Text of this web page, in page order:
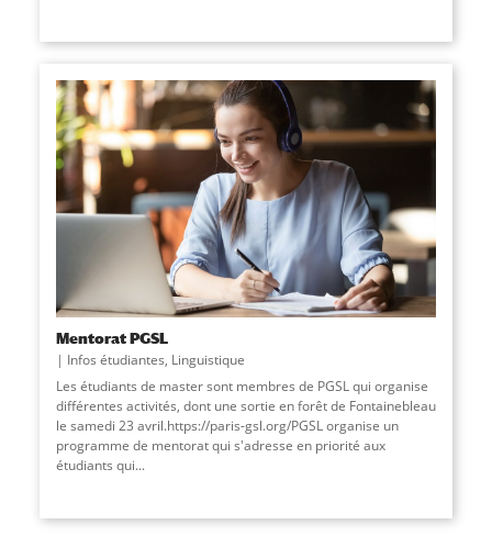
Mentorat PGSL
Infos étudiantes, Linguistique
Les étudiants de master sont membres de PGSL qui organise
différentes activités, dont une sortie en forêt de Fontainebleau
le samedi 23 avril.https://paris-gsl.org/PGSL organise un
programme de mentorat qui s'adresse en priorité aux
étudiants qui...